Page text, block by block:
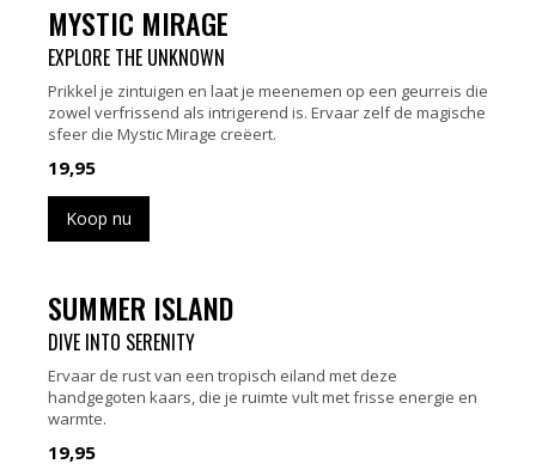
MYSTIC MIRAGE
EXPLORE THE UNKNOWN
Prikkel je zintuigen en laat je meenemen op een geurreis die
zowel verfrissend als intrigerend is. Ervaar zelf de magische
sfeer die Mystic Mirage creëert.
19,95
Koop nu
SUMMER ISLAND
DIVE INTO SERENITY
Ervaar de rust van een tropisch eiland met deze
handgegoten kaars, die je ruimte vult met frisse energie en
warmte.
19,95